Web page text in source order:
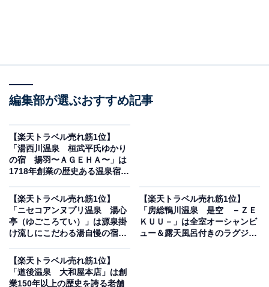
画像出典：楽天トラベル
「メルキュール鳥取大山リゾート＆スパ」は、宿クーポ
ンを使うと3000円オフの特別価格で宿泊可能です。
楽天トラベルでホテルを見る
編集部が選ぶおすすめ記事
【楽天トラベル売れ筋1位】
「湯西川温泉 桓武平氏ゆかり
の宿 揚羽〜ＡＧＥＨＡ〜」は
1718年創業の歴史ある温泉宿
【楽天トラベル売れ筋1位】
「ニセコアンヌプリ温泉 湯心
亭（ゆごころてい）」は源泉掛
け流しにこだわる湯自慢の宿
【楽天トラベル売れ筋1位】
「房総鴨川温泉 是空 －ＺＥ
ＫＵＵ－」は全室オーシャンビ
ュー＆露天風呂付きのラグジュ
【楽天トラベル売れ筋1位】
「道後温泉 大和屋本店」は創
業150年以上の歴史を誇る老舗